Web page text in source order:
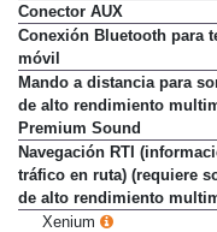
Conector AUX
Conexión Bluetooth para
móvil
Mando a distancia para
de alto rendimiento
Premium Sound
Navegación RTI
tráfico en ruta) (requiere
de alto rendimiento
Xenium